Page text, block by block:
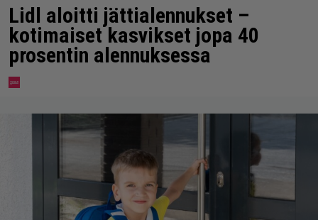
Lidl aloitti jättialennukset –
kotimaiset kasvikset jopa 40
prosentin alennuksessa